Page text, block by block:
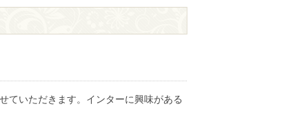
ていただきます。インターに興味がある